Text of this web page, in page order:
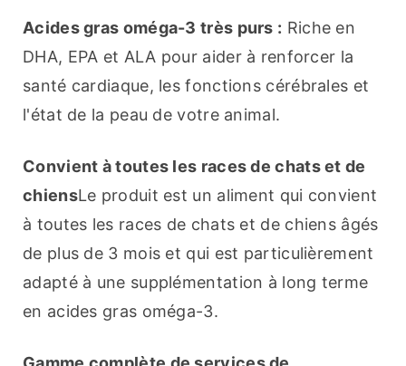
Acides gras oméga-3 très purs : Riche en
DHA, EPA et ALA pour aider à renforcer la
santé cardiaque, les fonctions cérébrales et
l'état de la peau de votre animal.
Convient à toutes les races de chats et de
chiensLe produit est un aliment qui convient
à toutes les races de chats et de chiens âgés
de plus de 3 mois et qui est particulièrement
adapté à une supplémentation à long terme
en acides gras oméga-3.